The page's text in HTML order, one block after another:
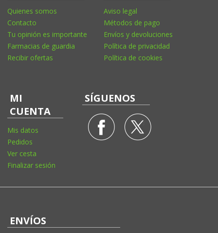
Quienes somos
Contacto
Tu opinión es importante
Farmacias de guardia
Recibir ofertas
Aviso legal
Métodos de pago
Envíos y devoluciones
Política de privacidad
Política de cookies
MI
CUENTA
Mis datos
Pedidos
Ver cesta
Finalizar sesión
SÍGUENOS
ENVÍOS